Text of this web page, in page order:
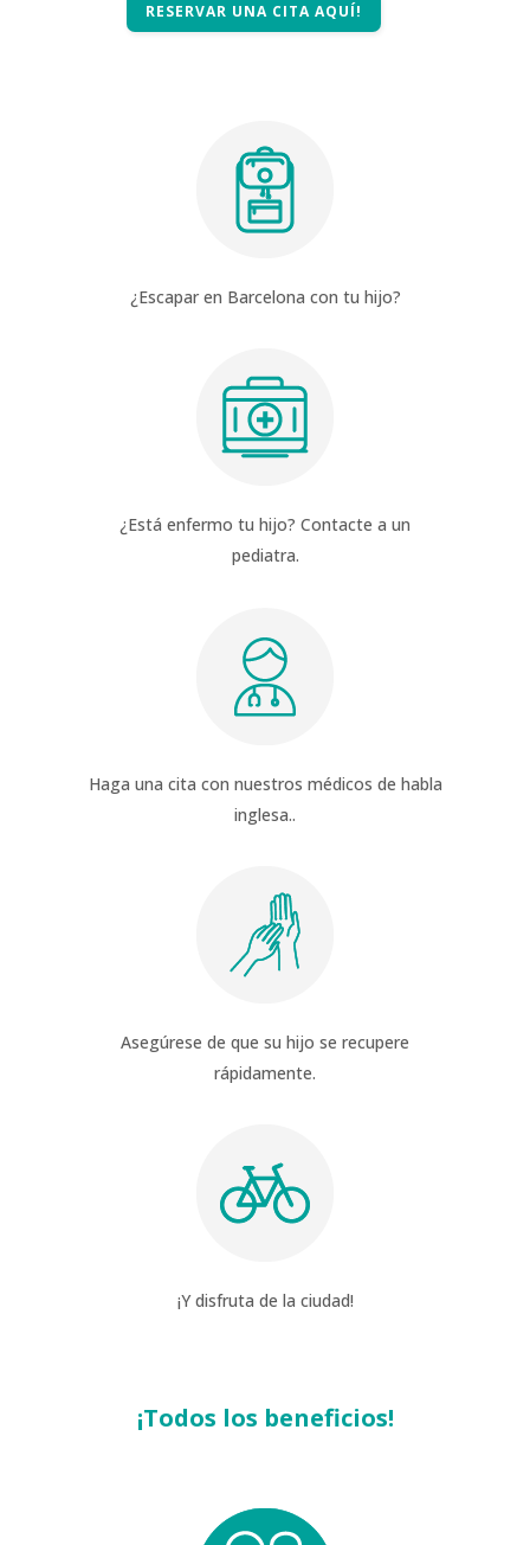
RESERVAR UNA CITA AQUÍ!
¿Escapar en Barcelona con tu hijo?
¿Está enfermo tu hijo? Contacte a un
pediatra.
Haga una cita con nuestros médicos de habla
inglesa..
Asegúrese de que su hijo se recupere
rápidamente.
¡Y disfruta de la ciudad!
¡Todos los beneficios!